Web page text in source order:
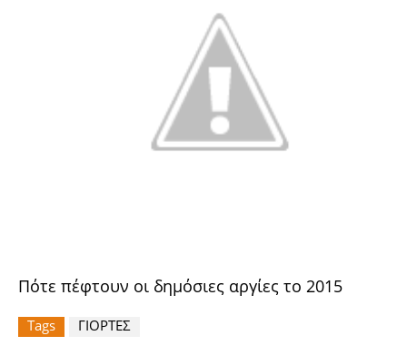
Πότε πέφτουν οι δημόσιες αργίες το 2015
Tags ΓΙΟΡΤΕΣ